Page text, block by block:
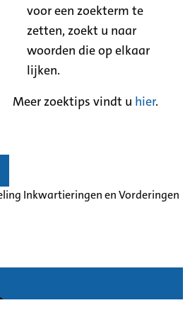
voor een zoekterm te
zetten, zoekt u naar
woorden die op elkaar
lijken.
Meer zoektips vindt u hier.
Inkwartieringen en Vorderingen